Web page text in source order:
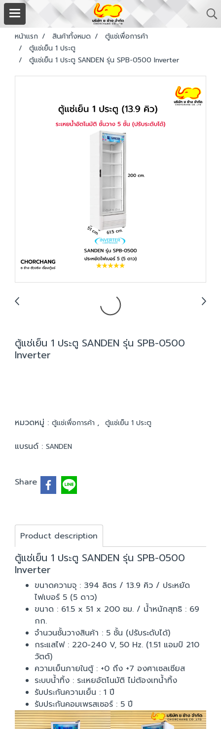
หน้าแรก สินค้าทั้งหมด
ตู้แช่เพื่อการค้า
ตู้แช่เย็น 1 ประตู
ตู้แช่เย็น 1 ประตู SANDEN รุ่น SPB-0500 Inverter
ตู้แช่เย็น 1 ประตู SANDEN รุ่น SPB-0500
Inverter
หมวดหมู่ : ตู้แช่เพื่อการค้า , ตู้แช่เย็น 1 ประตู
แบรนด์ : SANDEN
Share
Product description
ตู้แช่เย็น 1 ประตู SANDEN รุ่น SPB-0500
Inverter
ขนาดความจุ : 394 ลิตร / 13.9 คิว / ประหยัด
ไฟเบอร์ 5 (5 ดาว)
ขนาด : 61.5 x 51 x 200 ซม. / น้ำหนักสุทธิ : 69
กก.
จำนวนชั้นวางสินค้า : 5 ชั้น (ปรับระดับได้)
กระแสไฟ : 220-240 V, 50 Hz. (1.51 แอมป์ 210
วัตต์)
ความเย็นภายในตู้ : +0 ถึง +7 องศาเซลเซียส
ระบบน้ำทิ้ง : ระเหยอัตโนมัติ ไม่ต้องเทน้ำทิ้ง
รับประกันความเย็น : 1 ปี
รับประกันคอมเพรสเซอร์ : 5 ปี